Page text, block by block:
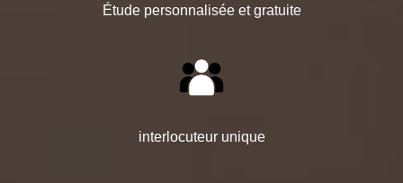
Étude personnalisée et gratuite
interlocuteur unique